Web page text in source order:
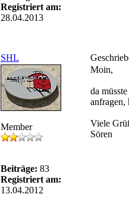
Registriert am:
28.04.2013
SHL
Member
Beiträge: 83
Registriert am:
13.04.2012
Moin,
da
anfragen,
Viele
Sören